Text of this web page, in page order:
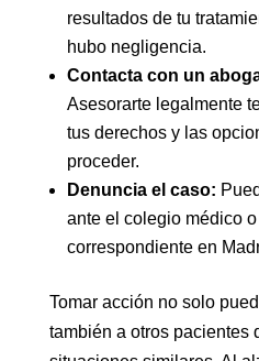
resultados de tu
hubo negligencia.
Contacta con un
Asesorarte legalmente
tus derechos y las
proceder.
Denuncia el caso:
ante el colegio médico
correspondiente en
Tomar acción no solo
también a otros pacientes